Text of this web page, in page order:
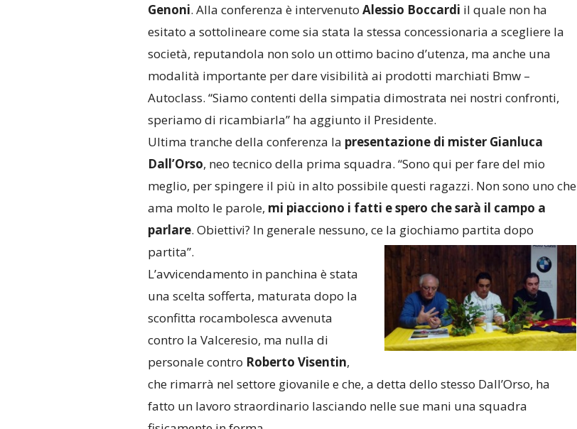
Genoni. Alla conferenza è intervenuto Alessio Boccardi il quale non ha
esitato a sottolineare come sia stata la stessa concessionaria a scegliere la
società, reputandola non solo un ottimo bacino d’utenza, ma anche una
modalità importante per dare visibilità ai prodotti marchiati Bmw –
Autoclass. “Siamo contenti della simpatia dimostrata nei nostri confronti,
speriamo di ricambiarla” ha aggiunto il Presidente.
Ultima tranche della conferenza la presentazione di mister Gianluca
Dall’Orso, neo tecnico della prima squadra. “Sono qui per fare del mio
meglio, per spingere il più in alto possibile questi ragazzi. Non sono uno che
ama molto le parole, mi piacciono i fatti e spero che sarà il campo a
parlare. Obiettivi? In generale nessuno, ce la giochiamo partita dopo
partita”.
L’avvicendamento in panchina è stata
una scelta sofferta, maturata dopo la
sconfitta rocambolesca avvenuta
contro la Valceresio, ma nulla di
personale contro Roberto Visentin,
che rimarrà nel settore giovanile e che, a detta dello stesso Dall’Orso, ha
fatto un lavoro straordinario lasciando nelle sue mani una squadra